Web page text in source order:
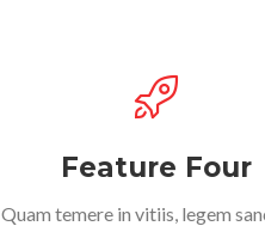
Feature Four
Quam temere in vitiis, legem